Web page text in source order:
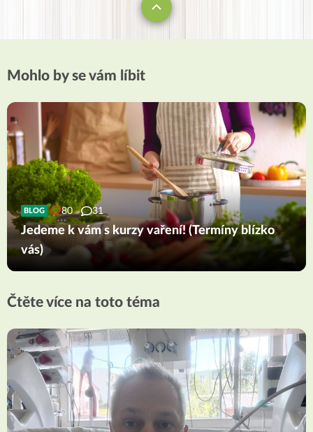
Mohlo by se vám líbit
BLOG 80 31
Jedeme k vám s kurzy vaření! (Termíny blízko
vás)
Čtěte více na toto téma